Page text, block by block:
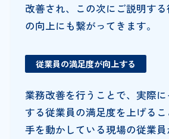
改善され、この次にご説明す
の向上にも繋がってきます。
従業員の満足度が向上する
業務改善を行うことで、実際
する従業員の満足度を上げるこ
手を動かしている現場の従業